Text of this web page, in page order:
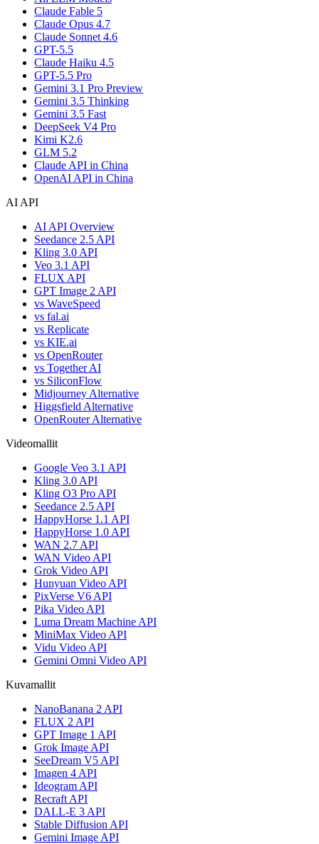
Claude Fable 5
Claude Opus 4.7
Claude Sonnet 4.6
GPT-5.5
Claude Haiku 4.5
GPT-5.5 Pro
Gemini 3.1 Pro Preview
Gemini 3.5 Thinking
Gemini 3.5 Fast
DeepSeek V4 Pro
Kimi K2.6
GLM 5.2
Claude API in China
OpenAI API in China
AI API
AI API Overview
Seedance 2.5 API
Kling 3.0 API
Veo 3.1 API
FLUX API
GPT Image 2 API
vs WaveSpeed
vs fal.ai
vs Replicate
vs KIE.ai
vs OpenRouter
vs Together AI
vs SiliconFlow
Midjourney Alternative
Higgsfield Alternative
OpenRouter Alternative
Videomallit
Google Veo 3.1 API
Kling 3.0 API
Kling O3 Pro API
Seedance 2.5 API
HappyHorse 1.1 API
HappyHorse 1.0 API
WAN 2.7 API
WAN Video API
Grok Video API
Hunyuan Video API
PixVerse V6 API
Pika Video API
Luma Dream Machine API
MiniMax Video API
Vidu Video API
Gemini Omni Video API
Kuvamallit
NanoBanana 2 API
FLUX 2 API
GPT Image 1 API
Grok Image API
SeeDream V5 API
Imagen 4 API
Ideogram API
Recraft API
DALL-E 3 API
Stable Diffusion API
Gemini Image API